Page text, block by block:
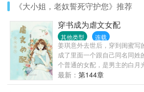
《大小姐，老奴誓死守护您》推荐
穿书成为虐文女配
其他类型 连载
姜琪意外去世后，穿到闺蜜写
成了里面一个跟自己同名同姓
个普通的女配，是男主的白月
后必死的角色。而为了保证世
就只有两个：第一维护好人设
最新： 第144章